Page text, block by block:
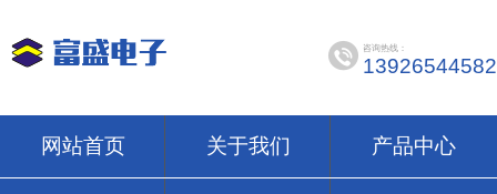
咨询热线：
13926544582
网站首页 关于我们 产品中心